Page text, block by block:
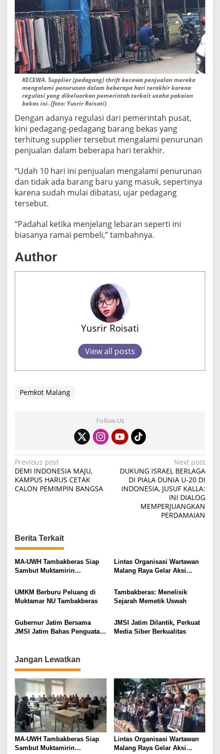
KECEWA. Supplier (pedagang) thrift kecewa penjualan mereka
mengalami penurunan dalam beberapa hari terakhir karena
regulasi yang dikeluarkan pemerintah terkait usaha pakaian
bekas ini. (foto: Yusrir Roisati)
Dengan adanya regulasi dari pemerintah pusat,
kini pedagang-pedagang barang bekas yang
terhitung supplier tersebut mengalami penurunan
penjualan dalam beberapa hari terakhir.
“Udah 10 hari ini penjualan mengalami penurunan
dan tidak ada barang baru yang masuk, sepertinya
karena sudah mulai dibatasi, ujar pedagang
tersebut.
“Padahal ketika menjelang lebaran seperti ini
biasanya ramai pembeli,” tambahnya.
Author
Yusrir Roisati
View all posts
Pemkot Malang
Follow Us
P
o
s
a
v
i
g
a
t
o
Previous post
DEMI INDONESIA MAJU,
KAMPUS HARUS CETAK
CALON PEMIMPIN BANGSA
Next post
DUKUNG ISRAEL BERLAGA
DI PIALA DUNIA U-20 DI
INDONESIA, JUSUF KALLA:
INI DIALOG
MEMPERJUANGKAN
PERDAMAIAN
Berita Terkait
MA-UWH Tambakberas Siap
Sambut Muktamirin
Lintas Organisasi Wartawan
Malang Raya Gelar Aksi
Ireng”
UMKM Berburu Peluang di
Muktamar NU Tambakberas
Tambakberas: Menelisik
Sejarah Memetik Uswah
Gubernur Jatim Bersama
JMSI Jatim Bahas Penguatan
JMSI Jatim Dilantik, Perkuat
Media Siber Berkualitas
Jangan Lewatkan
MA-UWH Tambakberas Siap
Sambut Muktamirin
Lintas Organisasi Wartawan
Malang Raya Gelar Aksi